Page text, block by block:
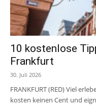
10 kostenlose
Frankfurt
30. Juli 2026
FRANKFURT (RED) Viel
kosten keinen Cent und